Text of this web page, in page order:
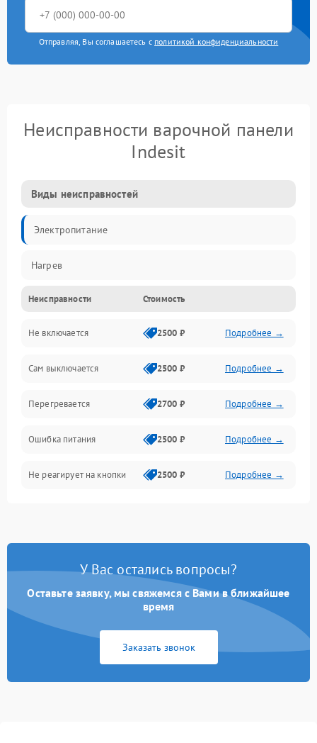
Отправляя, Вы соглашаетесь с политикой конфиденциальности
Неисправности варочной панели
Indesit
Виды неисправностей
Электропитание
Нагрев
Неисправности Стоимость
Не включается 2500 ₽ Подробнее →
Сам выключается 2500 ₽ Подробнее →
Перегревается 2700 ₽ Подробнее →
Ошибка питания 2500 ₽ Подробнее →
Не реагирует на кнопки 2500 ₽ Подробнее →
У Вас остались вопросы?
Оставьте заявку, мы свяжемся с Вами в ближайшее
время
Заказать звонок